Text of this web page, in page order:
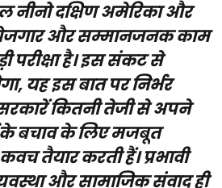
नीनो दक्षिण अमेरिका और
और सम्मानजनक काम
परीक्षा है। इस संकट से
यह इस बात पर निर्भर
कितनी तेजी से अपने
बचाव के लिए मजबूत
तैयार करती हैं। प्रभावी
और सामाजिक संवाद ही